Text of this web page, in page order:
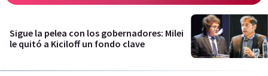
Sigue la pelea con los gobernadores: Milei
le quitó a Kiciloff un fondo clave